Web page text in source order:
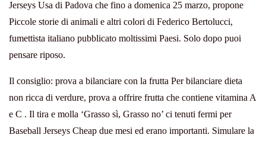
Jerseys Usa di Padova che fino a domenica 25 marzo, propone
Piccole storie di animali e altri colori di Federico Bertolucci,
fumettista italiano pubblicato moltissimi Paesi. Solo dopo puoi
pensare riposo.
Il consiglio: prova a bilanciare con la frutta Per bilanciare dieta
non ricca di verdure, prova a offrire frutta che contiene vitamina A
e C . Il tira e molla ‘Grasso sì, Grasso no’ ci tenuti fermi per
Baseball Jerseys Cheap due mesi ed erano importanti. Simulare la